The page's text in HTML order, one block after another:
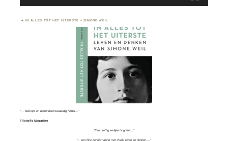
IN ALLES TOT HET UITERSTE – SIMONE WEIL
“… beknopt en bewonderenswaardig helder…”
Filosofie Magazine
“Een prettig eerlijke biografie…”
“…een fijne kennismaking met Weils leven en denken….”